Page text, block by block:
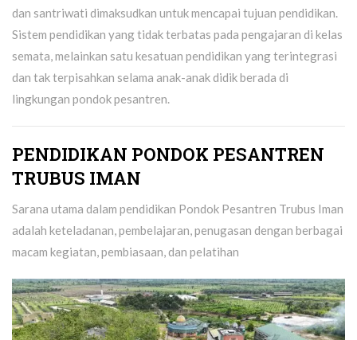
dan santriwati dimaksudkan untuk mencapai tujuan pendidikan.
Sistem pendidikan yang tidak terbatas pada pengajaran di kelas
semata, melainkan satu kesatuan pendidikan yang terintegrasi
dan tak terpisahkan selama anak-anak didik berada di
lingkungan pondok pesantren.
PENDIDIKAN PONDOK PESANTREN
TRUBUS IMAN
Sarana utama dalam pendidikan Pondok Pesantren Trubus Iman
adalah keteladanan, pembelajaran, penugasan dengan berbagai
macam kegiatan, pembiasaan, dan pelatihan